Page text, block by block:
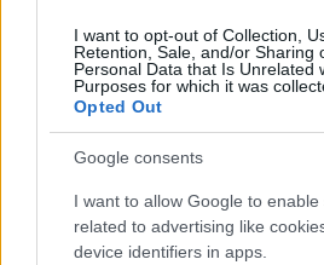
I want to opt-out of Collection,
Retention, Sale, and/or Sharing
Personal Data that Is Unrelated
Purposes for which it was
Opted Out
Google consents
I want to allow Google to enable
related to advertising like
device identifiers in apps.
guida su come scegliere i
sia stata utile.